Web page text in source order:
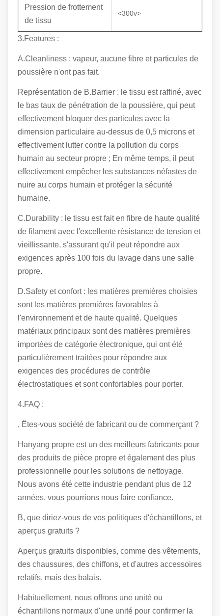
Pression de frottement
de tissu
<300v>
3.Features :
A.Cleanliness : vapeur, aucune fibre et particules de
poussière n'ont pas fait.
Représentation de B.Barrier : le tissu est raffiné, avec
le bas taux de pénétration de la poussière, qui peut
effectivement bloquer des particules avec la
dimension particulaire au-dessus de 0,5 microns et
effectivement lutter contre la pollution du corps
humain au secteur propre ; En même temps, il peut
effectivement empêcher les substances néfastes de
nuire au corps humain et protéger la sécurité
humaine.
C.Durability : le tissu est fait en fibre de haute qualité
de filament avec l'excellente résistance de tension et
vieillissante, s'assurant qu'il peut répondre aux
exigences après 100 fois du lavage dans une salle
propre.
D.Safety et confort : les matières premières choisies
sont les matières premières favorables à
l'environnement et de haute qualité. Quelques
matériaux principaux sont des matières premières
importées de catégorie électronique, qui ont été
particulièrement traitées pour répondre aux
exigences des procédures de contrôle
électrostatiques et sont confortables pour porter.
4.FAQ :
, Êtes-vous société de fabricant ou de commerçant ?
Hanyang propre est un des meilleurs fabricants pour
des produits de pièce propre et également des plus
professionnelle pour les solutions de nettoyage.
Nous avons été cette industrie pendant plus de 12
années, vous pourrions nous faire confiance.
B, que diriez-vous de vos politiques d'échantillons, et
aperçus gratuits ?
Aperçus gratuits disponibles, comme des vêtements,
des chaussures, des chiffons, et d'autres accessoires
relatifs, mais des balais.
Habituellement, nous offrons une unité ou
échantillons normaux d'une unité pour confirmer la